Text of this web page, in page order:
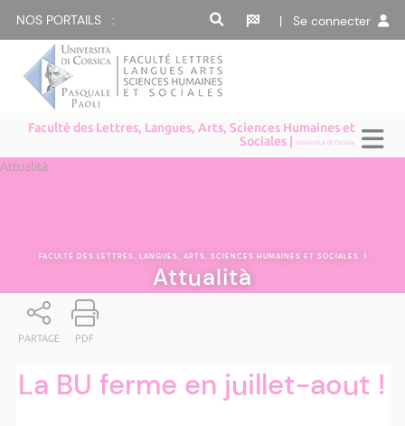
NOS PORTAILS : | Se connecter
Faculté des Lettres, Langues, Arts, Sciences Humaines et
Sociales |Università di Corsica
Attualità
FACULTÉ DES LETTRES, LANGUES, ARTS, SCIENCES HUMAINES ET SOCIALES |
Attualità
PARTAGE PDF
La BU ferme en juillet-aout !